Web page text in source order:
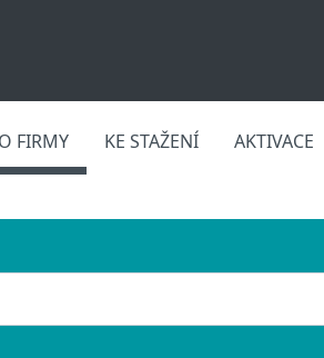
FIRMY KE STAŽENÍ AKTIVACE